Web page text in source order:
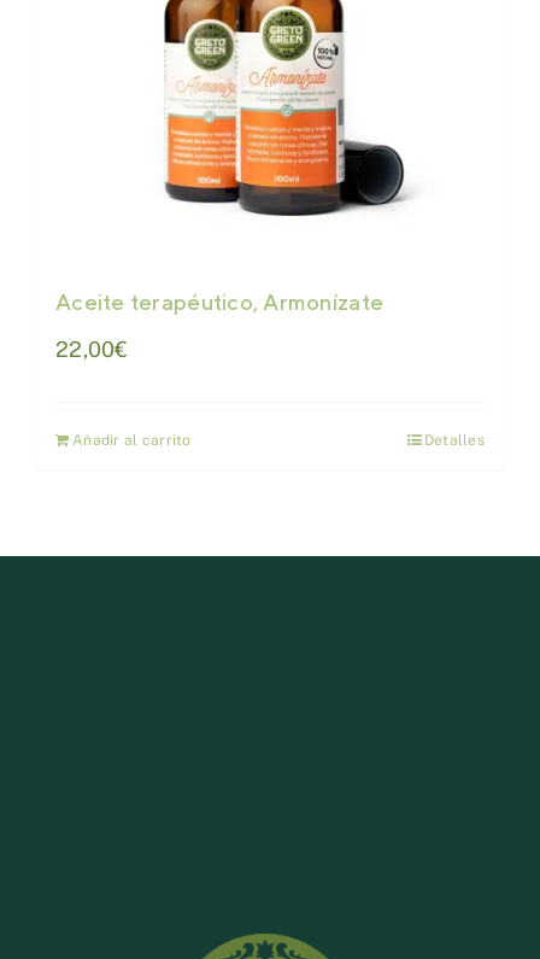
Aceite terapéutico, Armonízate
22,00€
Añadir al carrito Detalles